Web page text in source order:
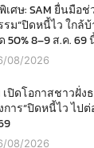
เศษ: SAM ยื่นมือ
รม“ปิดหนี้ไว ใกล้
50% 8–9 ส.ค. 69
08/2026
เปิดโอกาสชาวฝั่
การ“ปิดหนี้ไว ไป
08/2026